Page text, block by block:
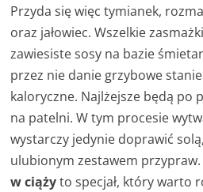
Przyda się więc tymianek,
oraz jałowiec. Wszelkie
zawiesiste sosy na bazie
przez nie danie grzybowe
kaloryczne. Najlżejsze będą po
na patelni. W tym procesie
wystarczy jedynie doprawić
ulubionym zestawem
w ciążyto specjał, który warto